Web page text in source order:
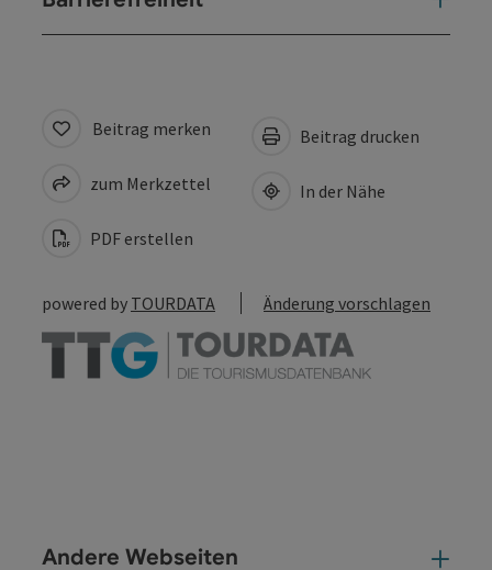
Beitrag merken
zum Merkzettel
PDF erstellen
Beitrag drucken
In der Nähe
powered by TOURDATA Änderung vorschlagen
Andere Webseiten